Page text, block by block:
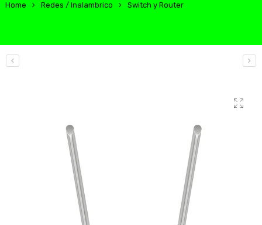
Home Redes / Inalambrico Switch y Router